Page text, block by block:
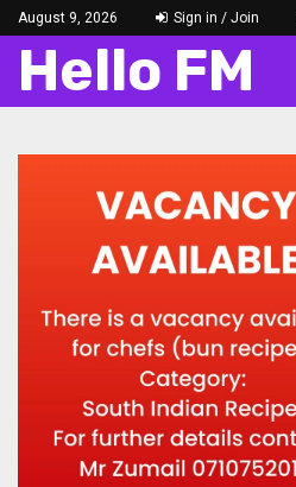
August 9, 2026 Sign in / Join
Hello FM